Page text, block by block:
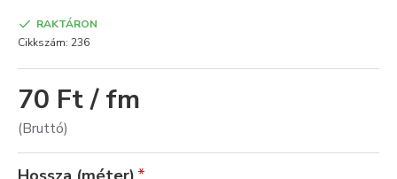
70 Ft / fm
(Bruttó)
RAKTÁRON
Cikkszám: 236